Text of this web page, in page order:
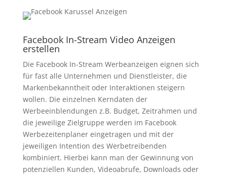
Facebook In-Stream Video Anzeigen
erstellen
Die Facebook In-Stream Werbeanzeigen eignen sich
für fast alle Unternehmen und Dienstleister, die
Markenbekanntheit oder Interaktionen steigern
wollen. Die einzelnen Kerndaten der
Werbeeinblendungen z.B. Budget, Zeitrahmen und
die jeweilige Zielgruppe werden im Facebook
Werbezeitenplaner eingetragen und mit der
jeweiligen Intention des Werbetreibenden
kombiniert. Hierbei kann man der Gewinnung von
potenziellen Kunden, Videoabrufe, Downloads oder